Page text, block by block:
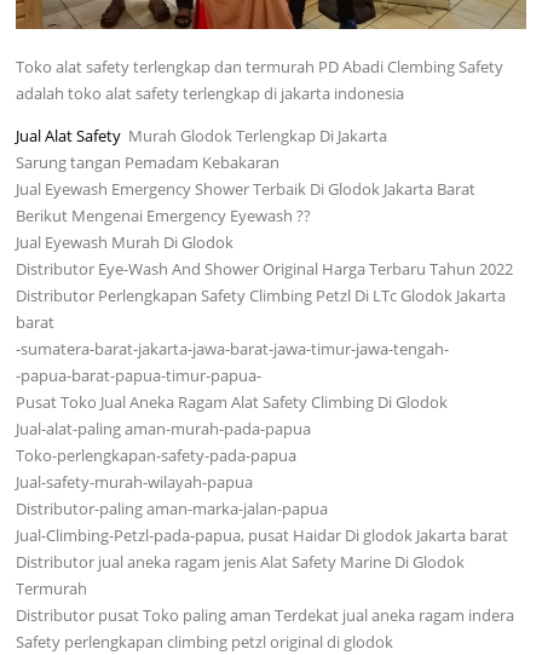
Toko alat safety terlengkap dan termurah PD Abadi Clembing Safety
adalah toko alat safety terlengkap di jakarta indonesia
Jual Alat Safety Murah Glodok Terlengkap Di Jakarta
Sarung tangan Pemadam Kebakaran
Jual Eyewash Emergency Shower Terbaik Di Glodok Jakarta Barat
Berikut Mengenai Emergency Eyewash ??
Jual Eyewash Murah Di Glodok
Distributor Eye-Wash And Shower Original Harga Terbaru Tahun 2022
Distributor Perlengkapan Safety Climbing Petzl Di LTc Glodok Jakarta
barat
-sumatera-barat-jakarta-jawa-barat-jawa-timur-jawa-tengah-
-papua-barat-papua-timur-papua-
Pusat Toko Jual Aneka Ragam Alat Safety Climbing Di Glodok
Jual-alat-paling aman-murah-pada-papua
Toko-perlengkapan-safety-pada-papua
Jual-safety-murah-wilayah-papua
Distributor-paling aman-marka-jalan-papua
Jual-Climbing-Petzl-pada-papua, pusat Haidar Di glodok Jakarta barat
Distributor jual aneka ragam jenis Alat Safety Marine Di Glodok
Termurah
Distributor pusat Toko paling aman Terdekat jual aneka ragam indera
Safety perlengkapan climbing petzl original di glodok